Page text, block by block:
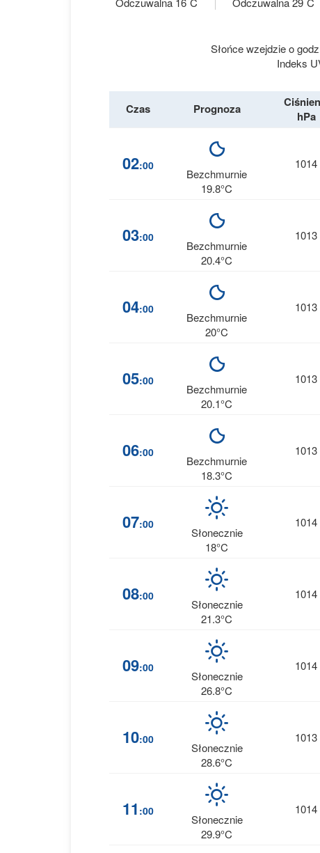
Słońce wzejdzie o
Indeks
Czas Prognoza
hPa
02:00
Bezchmurnie
19.8°C
1014
03:00
Bezchmurnie
20.4°C
1013
04:00
Bezchmurnie
20°C
1013
05:00
Bezchmurnie
20.1°C
1013
06:00
Bezchmurnie
18.3°C
1013
07:00
Słonecznie
18°C
1014
08:00
Słonecznie
21.3°C
1014
09:00
Słonecznie
26.8°C
1014
10:00
Słonecznie
28.6°C
1013
11 :00
Słonecznie
29.9°C
1014